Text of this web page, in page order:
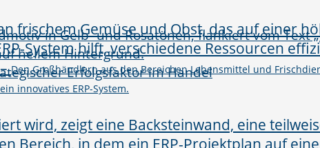
Den Großhändlern aus den Bereichen Lebensmittel und
innovatives ERP-System.
Erfolgsfaktor im Handel